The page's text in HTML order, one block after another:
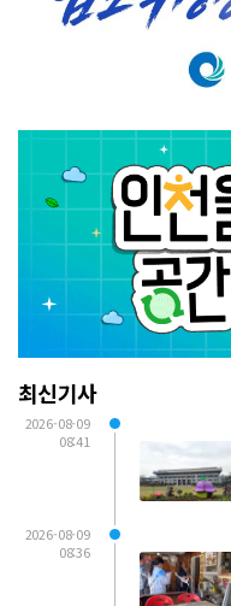
최신기사
2026-08-09
08:41
2026-08-09
08:36